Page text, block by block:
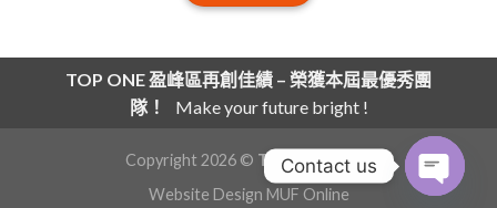
TOP ONE 盈峰區再創佳績 – 榮獲本屆最優秀團
隊！ Make your future bright !
Copyright 2026 © Top One 盈峰區
Website Design MUF Online
Contact us